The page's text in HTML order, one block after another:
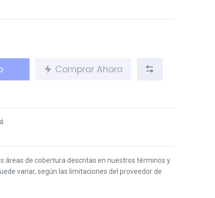
Comprar Ahora
áreas de cobertura descritas en nuestros términos y
variar, según las limitaciones del proveedor de